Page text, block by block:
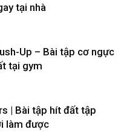
tại nhà
Up – Bài tập cơ ngực
tại gym
| Bài tập hít đất tập
làm được